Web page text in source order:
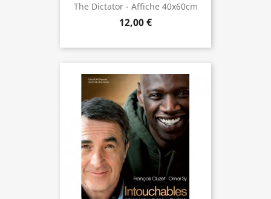
The Dictator - Affiche 40x60cm
12,00 €